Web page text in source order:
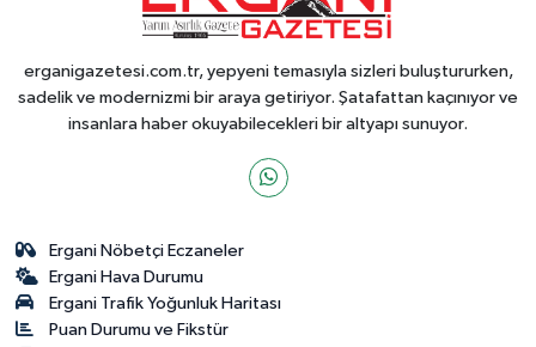
erganigazetesi.com.tr, yepyeni temasıyla sizleri buluştururken,
sadelik ve modernizmi bir araya getiriyor. Şatafattan kaçınıyor ve
insanlara haber okuyabilecekleri bir altyapı sunuyor.
Ergani Nöbetçi Eczaneler
Ergani Hava Durumu
Ergani Trafik Yoğunluk Haritası
Puan Durumu ve Fikstür